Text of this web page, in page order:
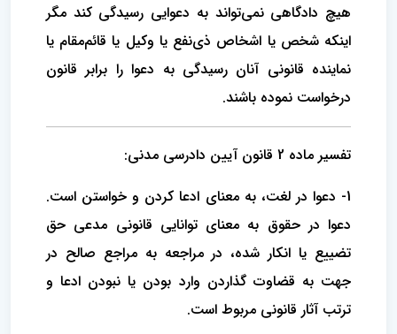
هیچ دادگاهی نمی‌تواند به دعوایی رسیدگی کند مگر
اینکه شخص یا اشخاص ذی‌نفع یا وکیل یا قائم‌مقام یا
نماینده قانونی آنان رسیدگی به دعوا را برابر قانون
درخواست نموده باشند.
تفسیر ماده 2 قانون آیین دادرسی مدنی:
1- دعوا در لغت، به معنای ادعا کردن و خواستن است.
دعوا در حقوق به معنای توانایی قانونی مدعی حق
تضییع یا انکار شده، در مراجعه به مراجع صالح در
جهت به قضاوت گذاردن وارد بودن یا نبودن ادعا و
ترتب آثار قانونی مربوط است.